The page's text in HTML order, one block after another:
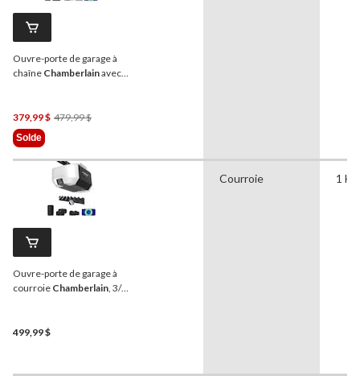
Ouvre-porte de garage à
chaîne Chamberlainavec
379,99 $ 479,99 $Prix
Solde
Ouvre-porte de garage à
courroie Chamberlain , 3/4
499,99 $
Courroie 1 HP